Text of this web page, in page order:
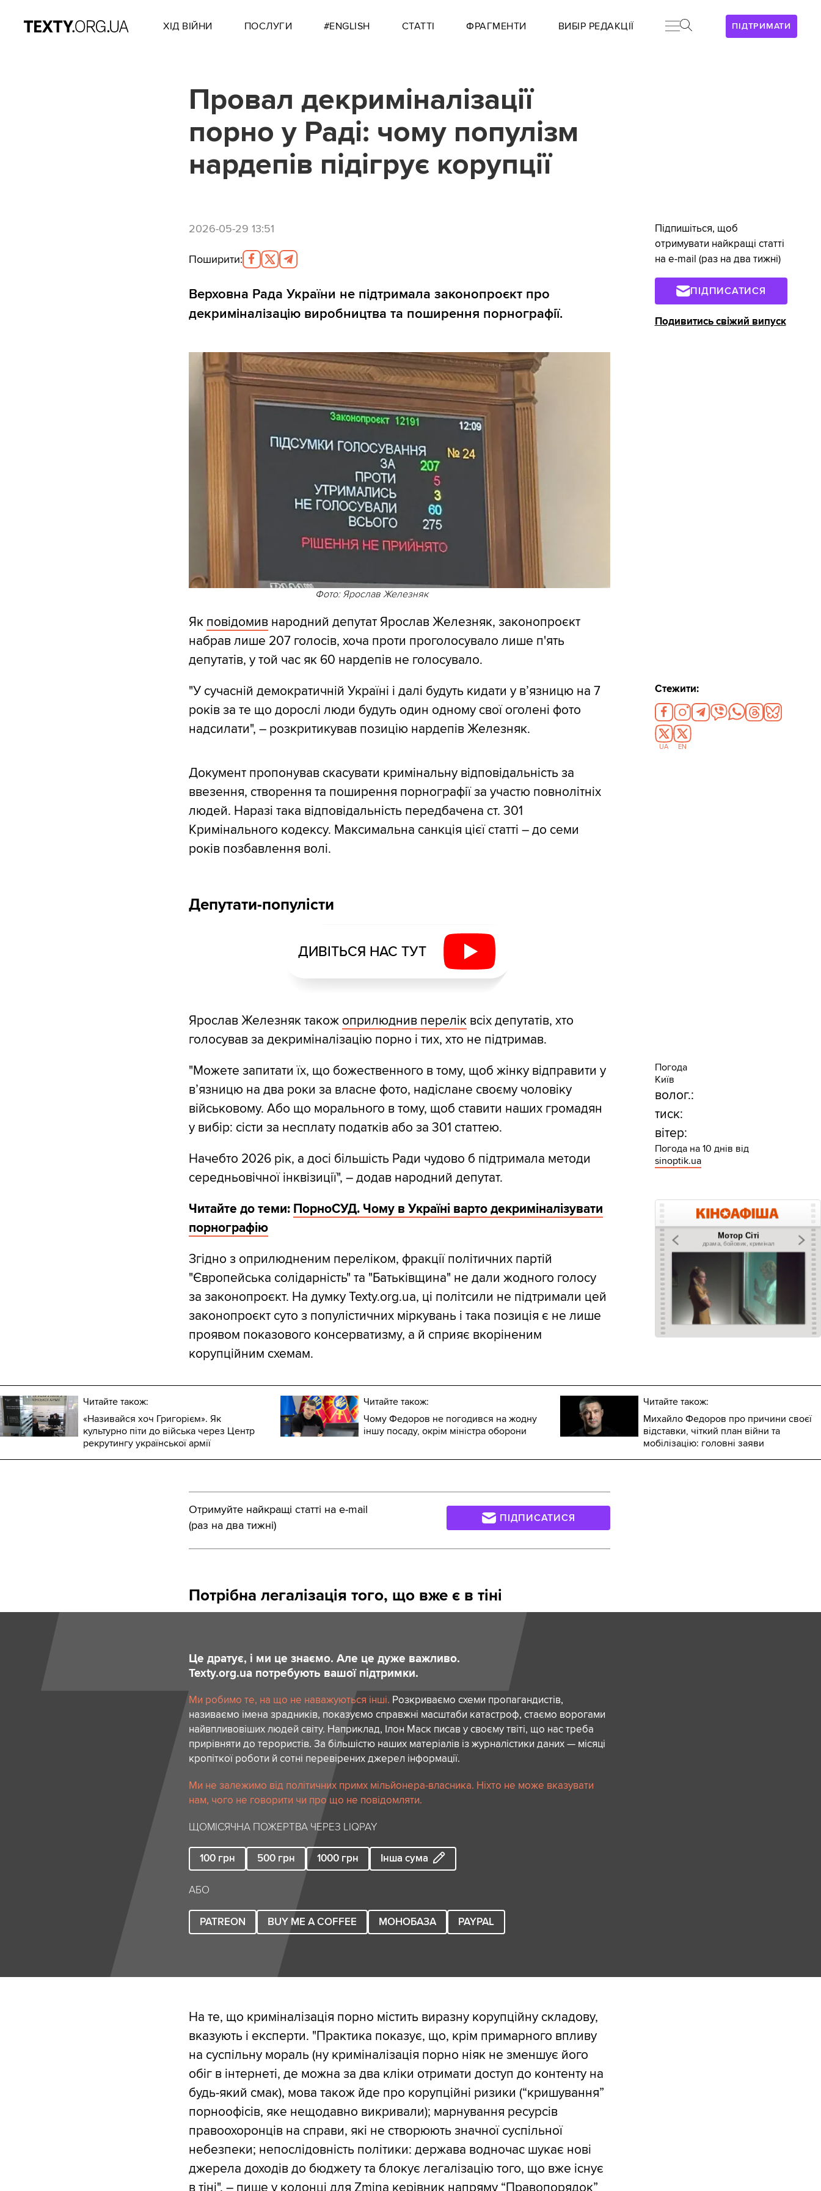
ПІДТРИМАТИ
ХІД ВІЙНИ ПОСЛУГИ #ENGLISH СТАТТІ ФРАГМЕНТИ ВИБІР РЕДАКЦІЇ
Провал декриміналізації
порно у Раді: чому популізм
нардепів підігрує корупції
2026-05-29 13:51
Поширити:
Верховна Рада України не підтримала законопроєкт про
декриміналізацію виробництва та поширення порнографії.
Фото: Ярослав Железняк
Як повідомивнародний депутат Ярослав Железняк, законопроєкт
набрав лише 207 голосів, хоча проти проголосувало лише п'ять
депутатів, у той час як 60 нардепів не голосувало.
"У сучасній демократичній Україні і далі будуть кидати у вʼязницю на 7
років за те що дорослі люди будуть один одному свої оголені фото
надсилати", – розкритикував позицію нардепів Железняк.
Документ пропонував скасувати кримінальну відповідальність за
ввезення, створення та поширення порнографії за участю повнолітніх
людей. Наразі така відповідальність передбачена ст. 301
Кримінального кодексу. Максимальна санкція цієї статті – до семи
років позбавлення волі.
Депутати-популісти
ДИВІТЬСЯ НАС ТУТ
Ярослав Железняк також оприлюднив переліквсіх депутатів, хто
голосував за декриміналізацію порно і тих, хто не підтримав.
"Можете запитати їх, що божественного в тому, щоб жінку відправити у
вʼязницю на два роки за власне фото, надіслане своєму чоловіку
військовому. ️Або що морального в тому, щоб ставити наших громадян
у вибір: сісти за несплату податків або за 301 статтею.
Начебто 2026 рік, а досі більшість Ради чудово б підтримала методи
середньовічної інквізиції", – додав народний депутат.
Читайте до теми: ПорноСУД. Чому в Україні варто декриміналізувати
порнографію
Згідно з оприлюдненим переліком, фракції політичних партій
"Європейська солідарність" та "Батьківщина" не дали жодного голосу
за законопроєкт. На думку Texty.org.ua, ці політсили не підтримали цей
законопроєкт суто з популістичних міркувань і така позиція є не лише
проявом показового консерватизму, а й сприяє вкоріненим
корупційним схемам.
Читайте також:
«Називайся хоч Григорієм». Як
культурно піти до війська через Центр
рекрутингу української армії
Читайте також:
Чому Федоров не погодився на жодну
іншу посаду, окрім міністра оборони
Читайте також:
Михайло Федоров про причини своєї
відставки, чіткий план війни та
мобілізацію: головні заяви
Отримуйте найкращі статті на e-mail
(раз на два тижні)
ПІДПИСАТИСЯ
Потрібна легалізація того, що вже є в тіні
Це дратує, і ми це знаємо. Але це дуже важливо.
Texty.org.ua потребують вашої підтримки.
Ми робимо те, на що не наважуються інші. Розкриваємо схеми пропагандистів,
називаємо імена зрадників, показуємо справжні масштаби катастроф, стаємо ворогами
найвпливовіших людей світу. Наприклад, Ілон Маск писав у своєму твіті, що нас треба
прирівняти до терористів. За більшістю наших матеріалів із журналістики даних — місяці
кропіткої роботи й сотні перевірених джерел інформації.
Ми не залежимо від політичних примх мільйонера-власника. Ніхто не може вказувати
нам, чого не говорити чи про що не повідомляти.
ЩОМІСЯЧНА ПОЖЕРТВА ЧЕРЕЗ LIQPAY
100 грн 500 грн 1000 грн Інша сума
АБО
PATREON BUY ME A COFFEE МОНОБАЗА PAYPAL
На те, що криміналізація порно містить виразну корупційну складову,
вказують і експерти. "Практика показує, що, крім примарного впливу
на суспільну мораль (ну криміналізація порно ніяк не зменшує його
обіг в інтернеті, де можна за два кліки отримати доступ до контенту на
будь-який смак), мова також йде про корупційні ризики (“кришування”
порноофісів, яке нещодавно викривали); марнування ресурсів
правоохоронців на справи, які не створюють значної суспільної
небезпеки; непослідовність політики: держава водночас шукає нові
джерела доходів до бюджету та блокує легалізацію того, що вже існує
в тіні", – пише у колонці для Zmina керівник напряму “Правопорядок”
Підпишіться, щоб
отримувати найкращі статті
на e-mail (раз на два тижні)
ПІДПИСАТИСЯ
Подивитись свіжий випуск
Стежити:
UA EN
Погода
Київ
волог.:
тиск:
вітер:
Погода на 10 днів від
sinoptik.ua